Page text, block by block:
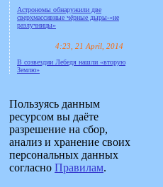
Астрономы обнаружили две
сверхмассивные чёрные дыры-«не
разлучницы»
4:23, 21 April, 2014
В созвездии Лебедя нашли «вторую
Землю»
Пользуясь данным
ресурсом вы даёте
разрешение на сбор,
анализ и хранение своих
персональных данных
согласно Правилам.